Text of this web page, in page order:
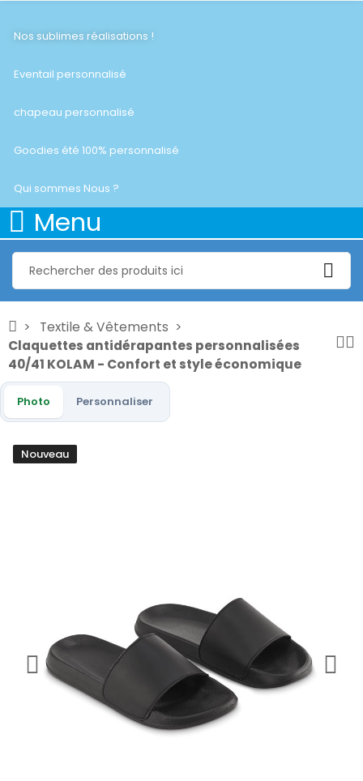
Nos sublimes réalisations !
Eventail personnalisé
chapeau personnalisé
Goodies été 100% personnalisé
Qui sommes Nous ?
Menu
Textile & Vêtements
Claquettes antidérapantes personnalisées
40/41 KOLAM - Confort et style économique
Photo Personnaliser
Nouveau